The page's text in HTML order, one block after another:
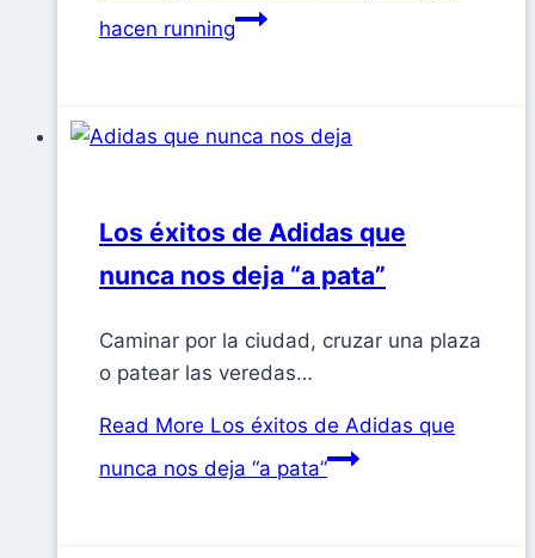
hacen running​
Los éxitos de Adidas que
nunca nos deja “a pata”
Caminar por la ciudad, cruzar una plaza
o patear las veredas…
Read More Los éxitos de Adidas que
nunca nos deja “a pata”